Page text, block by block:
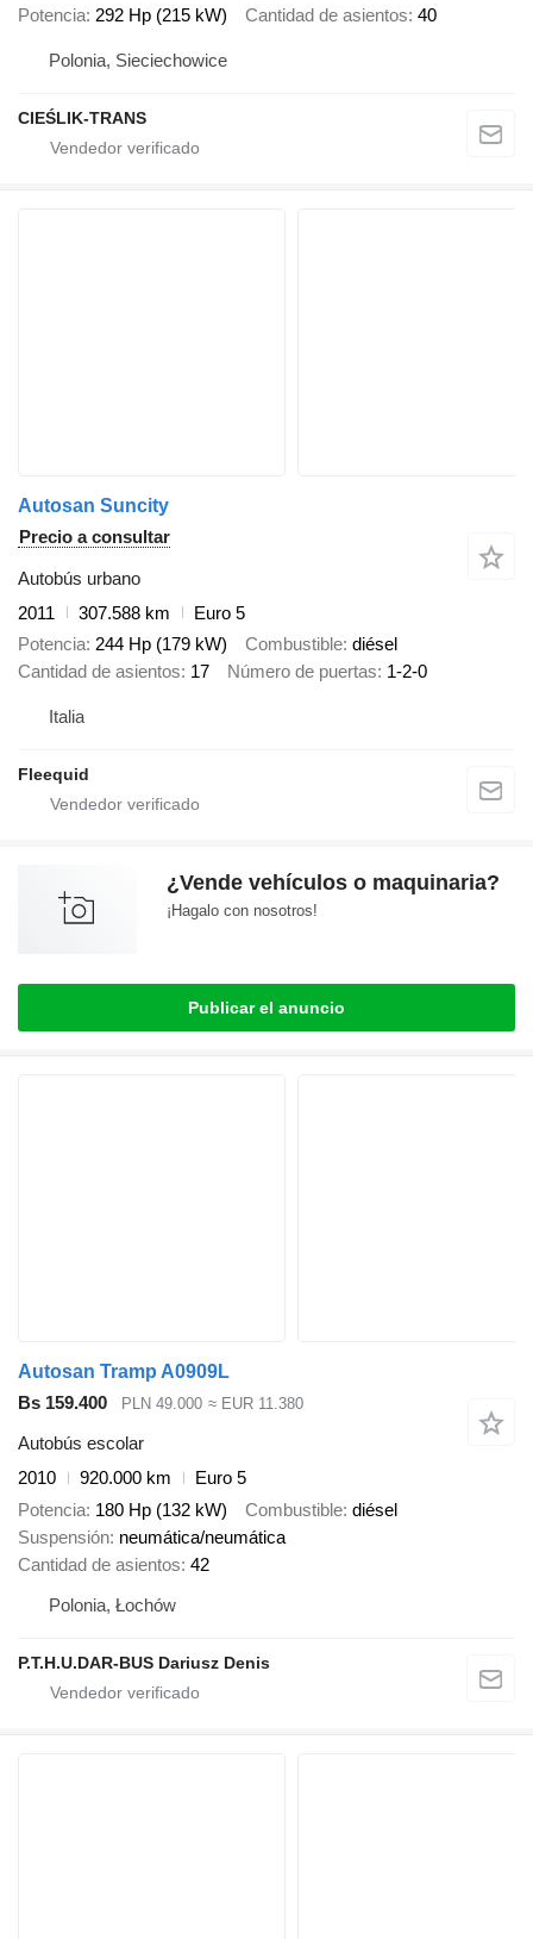
Potencia 292 Hp (215 kW) Cantidad de asientos 40
Polonia, Sieciechowice
CIEŚLIK-TRANS
Autosan Suncity
Precio a consultar
Autobús urbano
2011
307.588 km
Euro 5
Potencia 244 Hp (179 kW) Combustible diésel
Cantidad de asientos 17 Número de puertas 1-2-0
Italia
Fleequid
¿Vende vehículos o maquinaria?
¡Hagalo con nosotros!
Publicar el anuncio
Autosan Tramp A0909L
Bs 159.400
PLN 49.000 ≈ EUR 11.380
Autobús escolar
2010
920.000 km
Euro 5
Potencia 180 Hp (132 kW) Combustible diésel
Suspensión neumática/neumática
Cantidad de asientos 42
Polonia, Łochów
P.T.H.U.DAR-BUS Dariusz Denis